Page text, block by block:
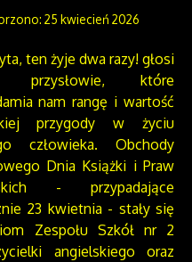
25 kwiecień 2026
ten żyje dwa razy! głosi
przysłowie, które
nam rangę i wartość
przygody w życiu
człowieka. Obchody
Dnia Książki i Praw
- przypadające
23 kwietnia - stały się
Zespołu Szkół nr 2
angielskiego oraz